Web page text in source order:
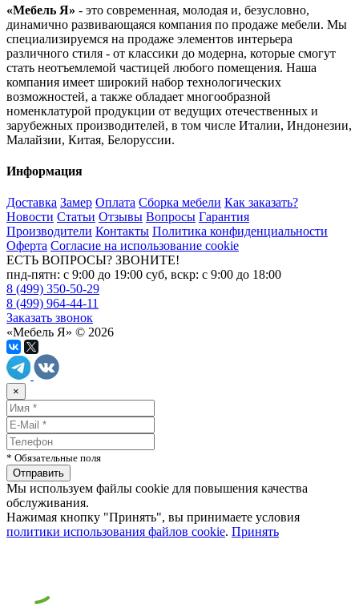
«Мебель Я» - это современная, молодая и, безусловно,
динамично развивающаяся компания по продаже мебели. Мы
специализируемся на продаже элементов интерьера
различного стиля - от классики до модерна, которые смогут
стать неотъемлемой частицей любого помещения. Наша
компания имеет широкий набор технологических
возможностей, а также обладает многообразной
номенклатурой продукции от ведущих отечественных и
зарубежных производителей, в том числе Италии, Индонезии,
Малайзии, Китая, Белоруссии.
Информация
Доставка Замер Оплата Сборка мебели Как заказать?
Новости Статьи Отзывы Вопросы Гарантия
Производители Контакты Политика конфиденциальности
Оферта Согласие на использование cookie
ЕСТЬ ВОПРОСЫ? ЗВОНИТЕ!
пнд-пятн: с 9:00 до 19:00 суб, вскр: с 9:00 до 18:00
8 (499) 350-50-29
8 (499) 964-44-11
Заказать звонок
«Мебель Я» © 2026
×
* Обязательные поля
Мы используем файлы cookie для повышения качества
обслуживания.
Нажимая кнопку "Принять", вы принимаете условия
политики использования файлов cookie. Принять